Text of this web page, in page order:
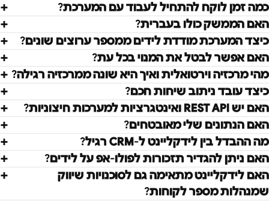
כמה זמן לוקח להתחיל לעבוד עם המערכת?
האם הממשק כולו בעברית?
כיצד המערכת מודדת לידים ממספר ערוצים שונים?
האם אפשר לבטל את המנוי בכל עת?
מהי מרכזיה וירטואלית ואיך היא שונה ממרכזיה רגילה?
כיצד עובד ניתוב שיחות חכם?
האם יש REST API ואינטגרציות למערכות חיצוניות?
האם הנתונים שלי מאובטחים?
מה ההבדל בין לידקליינט ל-CRM רגיל?
האם ניתן להגדיר תזכורות לפולו-אפ על לידים?
האם לידקליינט מתאימה גם לסוכנויות שיווק
שמנהלות מספר לקוחות?